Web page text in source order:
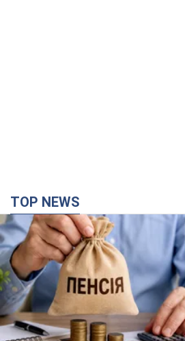
TOP NEWS